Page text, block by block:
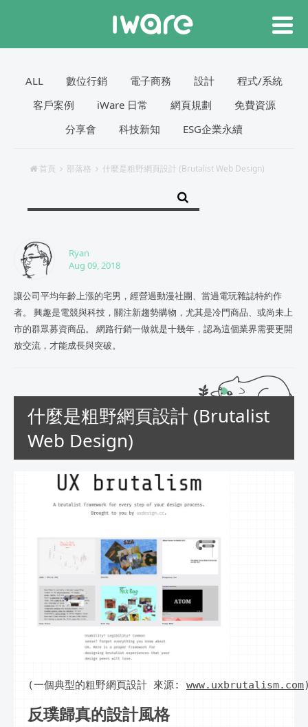
ALL 數位行銷 電子商務 設計
程式/系統
客戶案例
iWare 日常 網頁規劃
免費資源
分享會
科技新知 ESG企業永續
首頁 部落格 什麼是粗野網頁設計 (Brutalist Web Design)
Ryan
Aug 09, 2018
讓公司平均年齡上漲的宅男，經營過動漫社團、當過電玩雜誌特約作
者。 興趣是電競與科技，關注新趨勢購物，尤其是冷門商品、或尚未上
市的群眾募資商品。 網路行銷一做就是十幾年，認為這個業界需要更開
放交流，才能成長與突破。
什麼是粗野網頁設計 (Brutalist
Web Design)
(一個典型的粗野網頁設計 來源: www.uxbrutalism.com
反璞歸真的設計風格